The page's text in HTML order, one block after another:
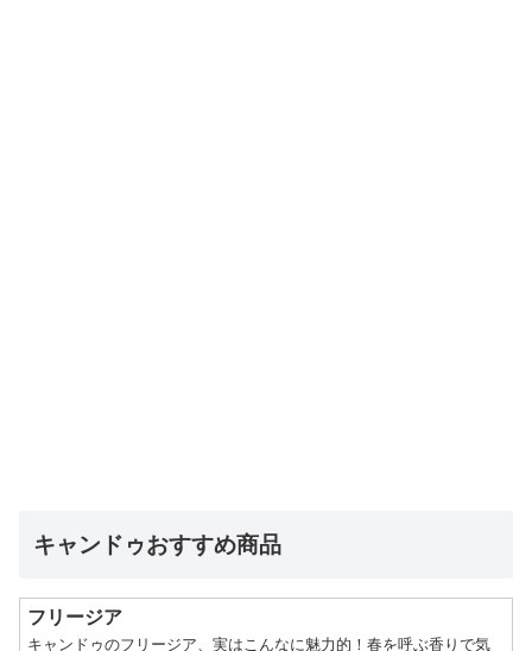
キャンドゥおすすめ商品
フリージア
キャンドゥのフリージア、実はこんなに魅力的！春を呼ぶ香りで気